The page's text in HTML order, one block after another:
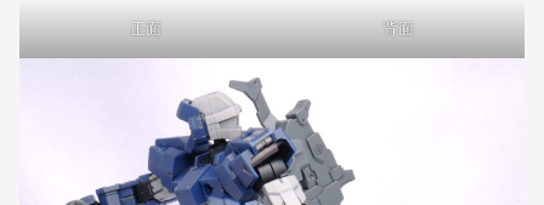
正面 背面